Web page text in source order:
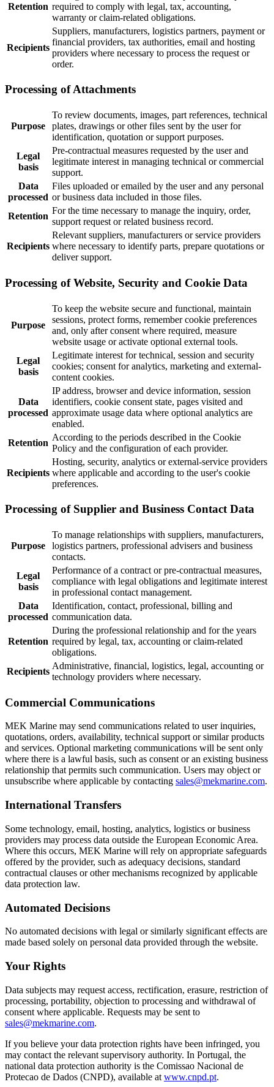
Retention required to comply with legal, tax, accounting,
warranty or claim-related obligations.
Recipients
Suppliers, manufacturers, logistics partners, payment or
financial providers, tax authorities, email and hosting
providers where necessary to process the request or
order.
Processing of Attachments
Purpose
To review documents, images, part references, technical
plates, drawings or other files sent by the user for
identification, quotation or support purposes.
Legal
basis
Pre-contractual measures requested by the user and
legitimate interest in managing technical or commercial
support.
Data
processed
Files uploaded or emailed by the user and any personal
or business data included in those files.
Retention
For the time necessary to manage the inquiry, order,
support request or related business record.
Recipients
Relevant suppliers, manufacturers or service providers
where necessary to identify parts, prepare quotations or
deliver support.
Processing of Website, Security and Cookie Data
Purpose
To keep the website secure and functional, maintain
sessions, protect forms, remember cookie preferences
and, only after consent where required, measure
website usage or activate optional external tools.
Legal
basis
Legitimate interest for technical, session and security
cookies; consent for analytics, marketing and external-
content cookies.
Data
processed
IP address, browser and device information, session
identifiers, cookie consent state, pages visited and
approximate usage data where optional analytics are
enabled.
Retention
According to the periods described in the Cookie
Policy and the configuration of each provider.
Recipients
Hosting, security, analytics or external-service providers
where applicable and according to the user's cookie
preferences.
Processing of Supplier and Business Contact Data
Purpose
To manage relationships with suppliers, manufacturers,
logistics partners, professional advisers and business
contacts.
Legal
basis
Performance of a contract or pre-contractual measures,
compliance with legal obligations and legitimate interest
in professional contact management.
Data
processed
Identification, contact, professional, billing and
communication data.
Retention
During the professional relationship and for the years
required by legal, tax, accounting or claim-related
obligations.
Recipients
Administrative, financial, logistics, legal, accounting or
technology providers where necessary.
Commercial Communications
MEK Marine may send communications related to user inquiries,
quotations, orders, availability, technical support or similar products
and services. Optional marketing communications will be sent only
where there is a lawful basis, such as consent or an existing business
relationship that permits such communication. Users may object or
unsubscribe where applicable by contacting sales@mekmarine.com.
International Transfers
Some technology, email, hosting, analytics, logistics or business
providers may process data outside the European Economic Area.
Where this occurs, MEK Marine will rely on appropriate safeguards
offered by the provider, such as adequacy decisions, standard
contractual clauses or other mechanisms recognized by applicable
data protection law.
Automated Decisions
No automated decisions with legal or similarly significant effects are
made based solely on personal data provided through the website.
Your Rights
Data subjects may request access, rectification, erasure, restriction of
processing, portability, objection to processing and withdrawal of
consent where applicable. Requests may be sent to
sales@mekmarine.com.
If you believe your data protection rights have been infringed, you
may contact the relevant supervisory authority. In Portugal, the
national data protection authority is the Comissao Nacional de
Protecao de Dados (CNPD), available at www.cnpd.pt.